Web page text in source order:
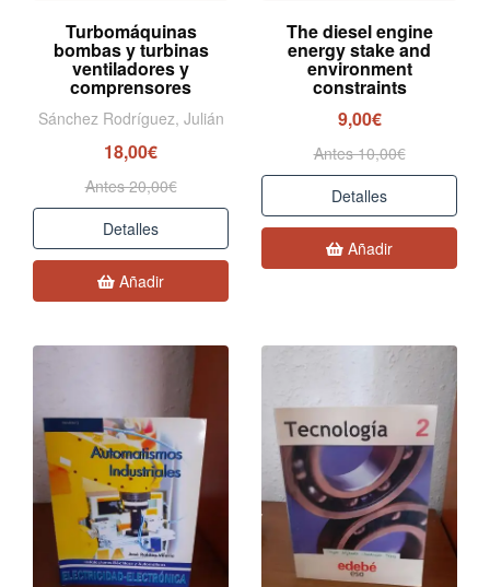
Turbomáquinas
bombas y turbinas
ventiladores y
comprensores
Sánchez Rodríguez, Julián
18,00€
Antes 20,00€
Detalles
Añadir
The diesel engine
energy stake and
environment
constraints
9,00€
Antes 10,00€
Detalles
Añadir